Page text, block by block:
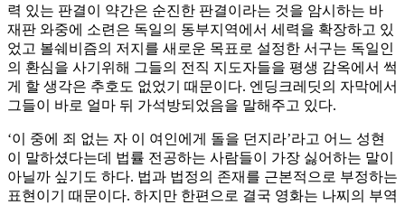
력 있는 판결이 약간은 순진한 판결이라는 것을 암시하는 바
재판 와중에 소련은 독일의 동부지역에서 세력을 확장하고 있
었고 볼쉐비즘의 저지를 새로운 목표로 설정한 서구는 독일인
의 환심을 사기위해 그들의 전직 지도자들을 평생 감옥에서 썩
게 할 생각은 추호도 없었기 때문이다. 엔딩크레딧의 자막에서
그들이 바로 얼마 뒤 가석방되었음을 말해주고 있다.
‘이 중에 죄 없는 자 이 여인에게 돌을 던지라’라고 어느 성현
이 말하셨다는데 법률 전공하는 사람들이 가장 싫어하는 말이
아닐까 싶기도 하다. 법과 법정의 존재를 근본적으로 부정하는
표현이기 때문이다. 하지만 한편으로 결국 영화는 나찌의 부역